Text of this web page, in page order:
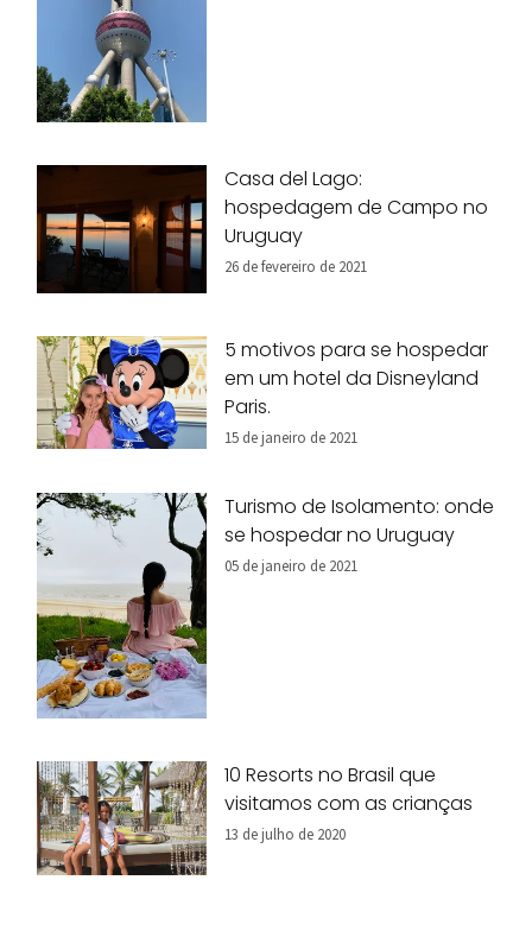
Casa del Lago:
hospedagem de Campo no
Uruguay
26 de fevereiro de 2021
5 motivos para se hospedar
em um hotel da Disneyland
Paris.
15 de janeiro de 2021
Turismo de Isolamento: onde
se hospedar no Uruguay
05 de janeiro de 2021
10 Resorts no Brasil que
visitamos com as crianças
13 de julho de 2020